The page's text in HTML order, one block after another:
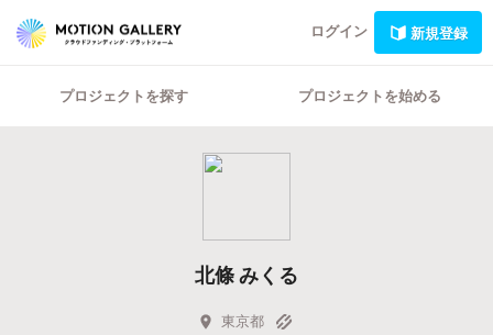
ログイン 新規登録
プロジェクトを探す プロジェクトを始める
北條 みくる
東京都